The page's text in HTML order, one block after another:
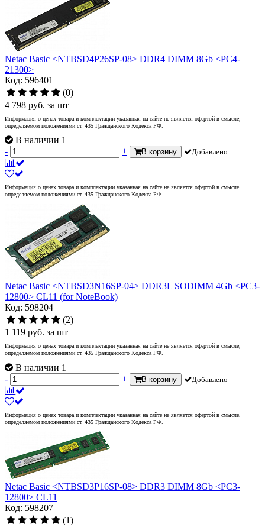
Netac Basic <NTBSD4P26SP-08> DDR4 DIMM 8Gb <PC4-
21300>
Код: 596401
(0)
4 798 руб. за шт
Информация о ценах товара и комплектации указанная на сайте не является офертой в смысле,
определяемом положениями ст. 435 Гражданского Кодекса РФ.
В наличии 1
-
+ В корзину Добавлено
Информация о ценах товара и комплектации указанная на сайте не является офертой в смысле,
определяемом положениями ст. 435 Гражданского Кодекса РФ.
Netac Basic <NTBSD3N16SP-04> DDR3L SODIMM 4Gb <PC3-
12800> CL11 (for NoteBook)
Код: 598204
(2)
1 119 руб. за шт
Информация о ценах товара и комплектации указанная на сайте не является офертой в смысле,
определяемом положениями ст. 435 Гражданского Кодекса РФ.
В наличии 1
-
+ В корзину Добавлено
Информация о ценах товара и комплектации указанная на сайте не является офертой в смысле,
определяемом положениями ст. 435 Гражданского Кодекса РФ.
Netac Basic <NTBSD3P16SP-08> DDR3 DIMM 8Gb <PC3-
12800> CL11
Код: 598207
(1)